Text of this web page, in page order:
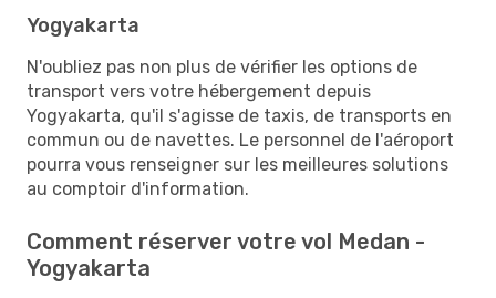
Yogyakarta
N'oubliez pas non plus de vérifier les options de
transport vers votre hébergement depuis
Yogyakarta, qu'il s'agisse de taxis, de transports en
commun ou de navettes. Le personnel de l'aéroport
pourra vous renseigner sur les meilleures solutions
au comptoir d'information.
Comment réserver votre vol Medan -
Yogyakarta